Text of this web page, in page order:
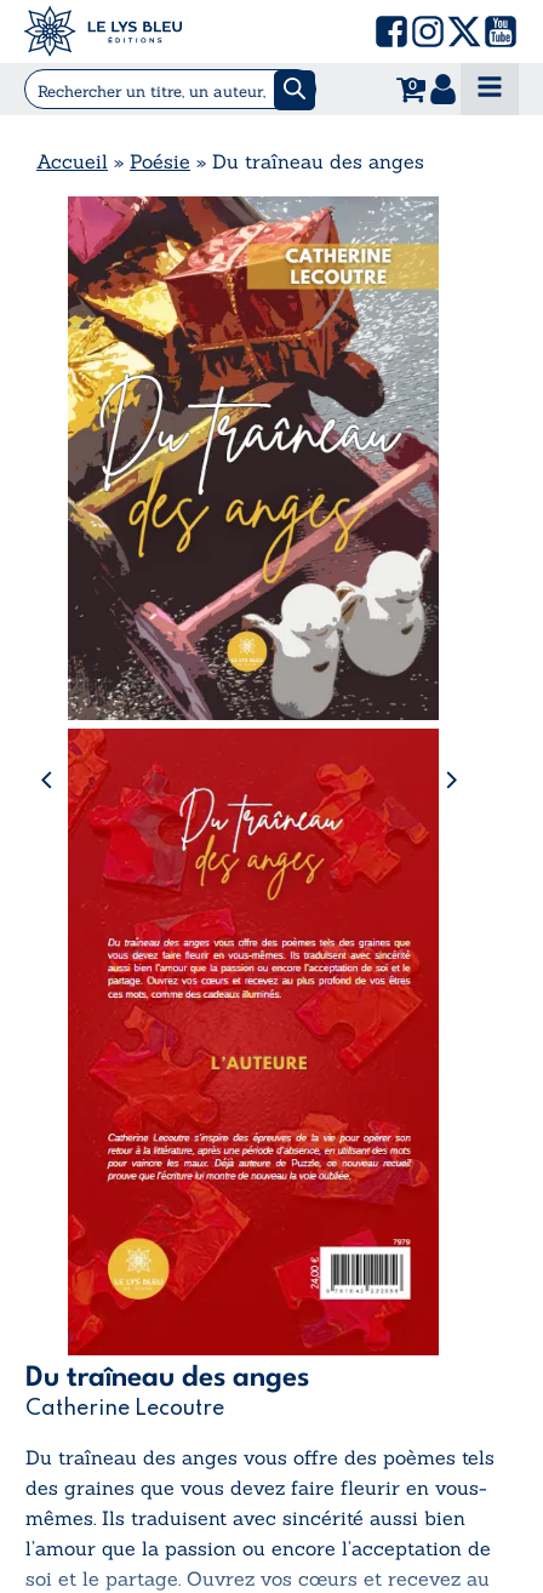
0
Accueil » Poésie » Du traîneau des anges
Du traîneau des anges
Catherine Lecoutre
Du traîneau des anges vous offre des poèmes tels
des graines que vous devez faire fleurir en vous-
mêmes. Ils traduisent avec sincérité aussi bien
l’amour que la passion ou encore l’acceptation de
soi et le partage. Ouvrez vos cœurs et recevez au